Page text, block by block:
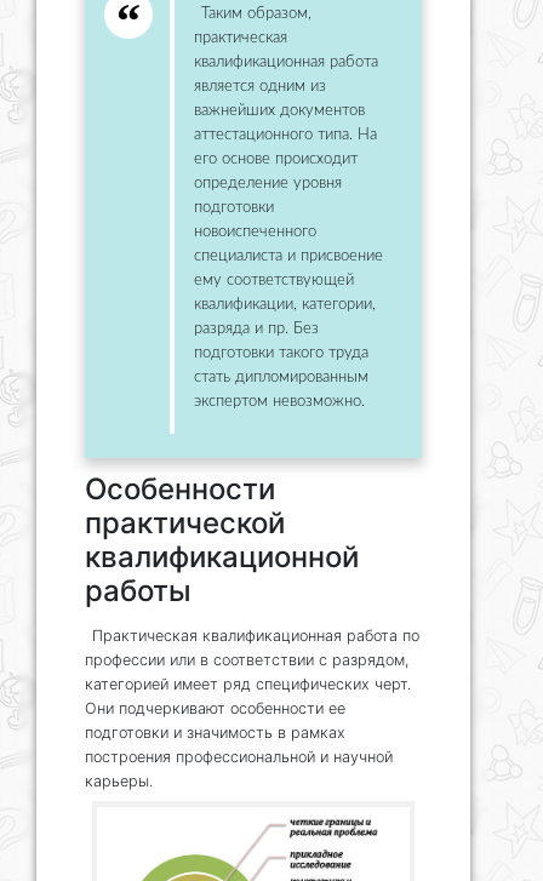
Таким образом,
практическая
квалификационная работа
является одним из
важнейших документов
аттестационного типа. На
его основе происходит
определение уровня
подготовки
новоиспеченного
специалиста и присвоение
ему соответствующей
квалификации, категории,
разряда и пр. Без
подготовки такого труда
стать дипломированным
экспертом невозможно.
Особенности
практической
квалификационной
работы
Практическая квалификационная работа по
профессии или в соответствии с разрядом,
категорией имеет ряд специфических черт.
Они подчеркивают особенности ее
подготовки и значимость в рамках
построения профессиональной и научной
карьеры.